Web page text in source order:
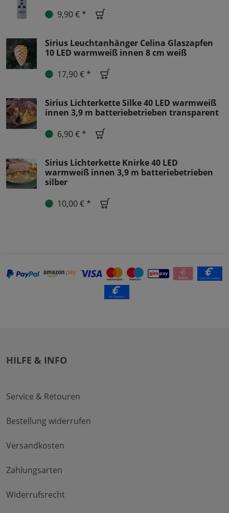
9,90 € *
Sirius Leuchtanhänger Celina Glaszapfen
10 LED warmweiß innen 8 cm weiß
17,90 € *
Sirius Lichterkette Silke 40 LED warmweiß
innen 3,9 m batteriebetrieben transparent
6,90 € *
Sirius Lichterkette Knirke 40 LED
warmweiß innen 3,9 m batteriebetrieben
silber
10,00 € *
HILFE & INFO
Service & Retouren
Bestellung widerrufen
Versandkosten
Zahlungsarten
Widerrufsrecht